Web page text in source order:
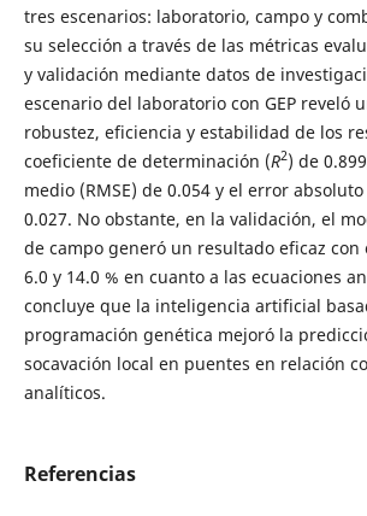
tres escenarios: laboratorio, campo y
su selección a través de las métricas
y validación mediante datos de
escenario del laboratorio con GEP reveló
robustez, eficiencia y estabilidad de los
coeficiente de determinación (R2) de
medio (RMSE) de 0.054 y el error
0.027. No obstante, en la validación, el
de campo generó un resultado eficaz
6.0 y 14.0 % en cuanto a las ecuaciones
concluye que la inteligencia artificial
programación genética mejoró la
socavación local en puentes en relación
analíticos.
Referencias